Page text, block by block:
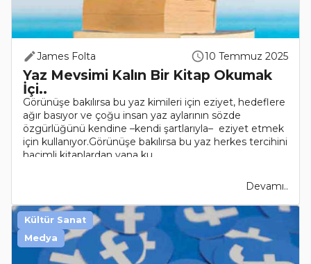
James Folta 10 Temmuz 2025
Yaz Mevsimi Kalın Bir Kitap Okumak
İçi..
Görünüşe bakılırsa bu yaz kimileri için eziyet, hedeflere
ağır basıyor ve çoğu insan yaz aylarının sözde
özgürlüğünü kendine –kendi şartlarıyla– eziyet etmek
için kullanıyor.Görünüşe bakılırsa bu yaz herkes tercihini
hacimli kitaplardan yana ku..
Devamı..
Kültür Sanat
Medya